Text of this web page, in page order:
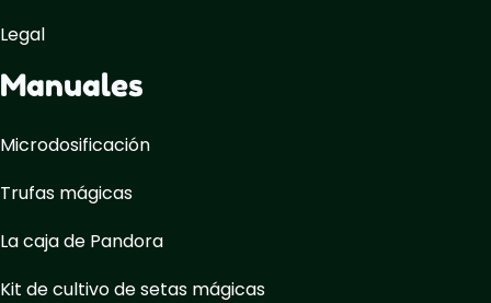
Legal
Manuales
Microdosificación
Trufas mágicas
La caja de Pandora
Kit de cultivo de setas mágicas